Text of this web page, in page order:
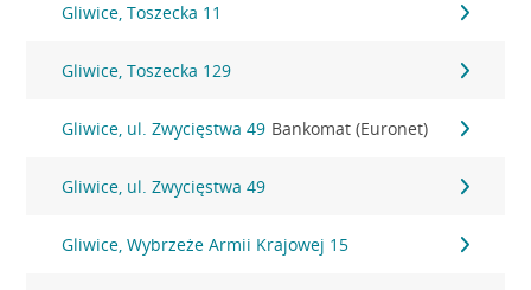
Gliwice, Toszecka 11
Gliwice, Toszecka 129
Gliwice, ul. Zwycięstwa 49 Bankomat (Euronet)
Gliwice, ul. Zwycięstwa 49
Gliwice, Wybrzeże Armii Krajowej 15